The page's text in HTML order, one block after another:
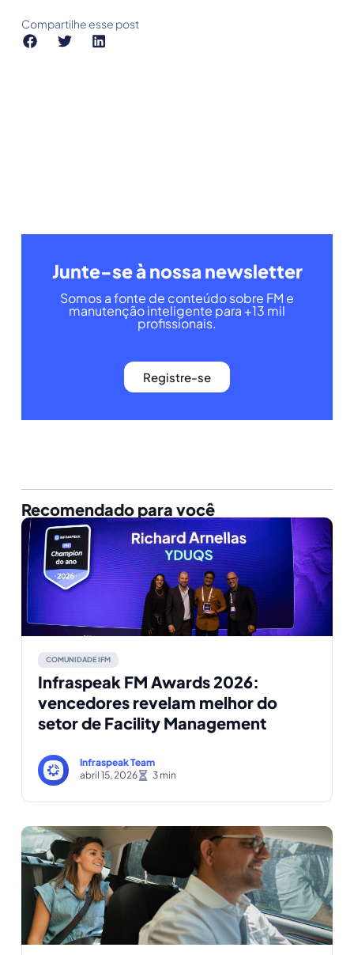
Compartilhe esse post
Junte-se à nossa newsletter
Somos a fonte de conteúdo sobre FM e
manutenção inteligente para +13 mil
profissionais.
Registre-se
Recomendado para você
COMUNIDADE IFM
Infraspeak FM Awards 2026:
vencedores revelam melhor do
setor de Facility Management
Infraspeak Team
abril 15, 2026